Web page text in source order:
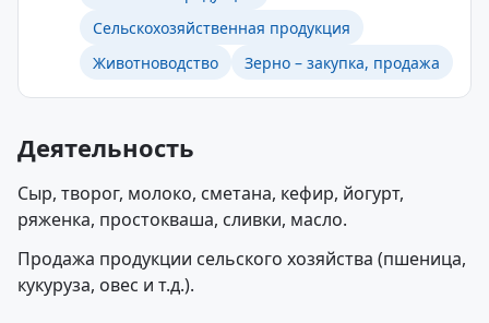
Сельскохозяйственная продукция
Животноводство
Зерно – закупка, продажа
Деятельность
Сыр, творог, молоко, сметана, кефир, йогурт,
ряженка, простокваша, сливки, масло.
Продажа продукции сельского хозяйства (пшеница,
кукуруза, овес и т.д.).